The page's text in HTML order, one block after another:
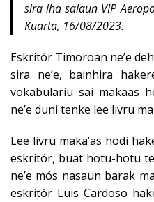
sira iha salaun VIP
Kuarta, 16/08/2023.
Eskritór Timoroan ne’e
sira ne’e, bainhira
vokabulariu sai makaas
ne’e duni tenke lee livru
Lee livru maka’as hodi
eskritór, buat hotu-hotu
ne’e mós nasaun barak
eskritór Luis Cardoso